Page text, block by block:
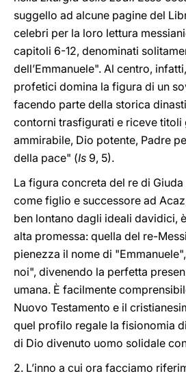
suggello ad alcune pagine del
celebri per la loro lettura
capitoli 6-12, denominati
dell’Emmanuele". Al centro,
profetici domina la figura di un
facendo parte della storica
contorni trasfigurati e riceve
ammirabile, Dio potente, Padre
della pace" (Is 9, 5).
La figura concreta del re di
come figlio e successore ad
ben lontano dagli ideali davidici,
alta promessa: quella del re-
pienezza il nome di
noi", divenendo la perfetta
umana. È facilmente
Nuovo Testamento e il
quel profilo regale la fisionomia
di Dio divenuto uomo solidale
2. L’inno a cui ora facciamo